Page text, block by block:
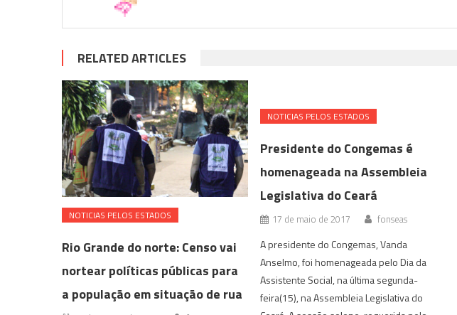
RELATED ARTICLES
NOTICIAS PELOS ESTADOS
Rio Grande do norte: Censo vai
nortear políticas públicas para
a população em situação de rua
NOTICIAS PELOS ESTADOS
Presidente do Congemas é
homenageada na Assembleia
Legislativa do Ceará
17 de maio de 2017 fonseas
A presidente do Congemas, Vanda
Anselmo, foi homenageada pelo Dia da
Assistente Social, na última segunda-
feira(15), na Assembleia Legislativa do